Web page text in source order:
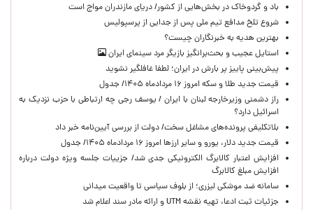
باد و گردوخاک در بخش‌هایی از کشور/ دریای مازندران مواج است
شروع تلخ مدافع تیم ملی پس از جدایی از پرسپولیس
بهترین هدیه به خبرنگاران چیست؟
استایل عجیب و بحث‌برانگیز بازیگر مرد سینمای ایران
پیش‌بینی پاییز پر بارش در ایران؛ لطفا غافلگیر نشوید
قیمت جدید طلا و سکه امروز ۱۶ مردادماه ۱۴۰۵/ جدول
راز دشمنی وزیرخارجه لبنان با ایران / یوسف رجی چه ارتباطی با حزب نزدیک به
اسرائیل دارد؟
بلاتکلیفی پرونده‌های مشاغل سخت/ دولت از بررسی آیین‌نامه خبر داد
قیمت جدید دلار، یورو و سایر ارزها امروز ۱۶ مردادماه ۱۴۰۵/ جدول
افزایش اعتبار کالابرگ الکترونیکی جدی شد/ جزییات جلسه ویژه دولت درباره
افزایش مبلغ کالابرگ
سامانه ضد موشکی لیزری؛ از بلوف سیاسی تا واقعیت میدانی
جزئیات ثبت ادعا، تهیه نقشه UTM و ارائه مادر سند اعلام شد